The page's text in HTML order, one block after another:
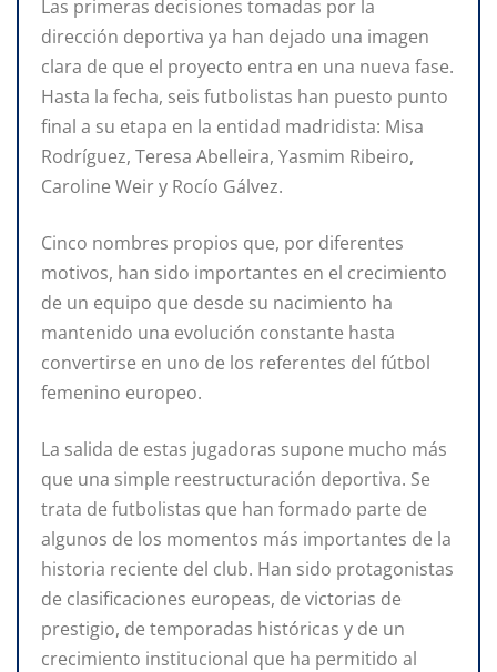
Las primeras decisiones tomadas por la
dirección deportiva ya han dejado una imagen
clara de que el proyecto entra en una nueva fase.
Hasta la fecha, seis futbolistas han puesto punto
final a su etapa en la entidad madridista: Misa
Rodríguez, Teresa Abelleira, Yasmim Ribeiro,
Caroline Weir y Rocío Gálvez.
Cinco nombres propios que, por diferentes
motivos, han sido importantes en el crecimiento
de un equipo que desde su nacimiento ha
mantenido una evolución constante hasta
convertirse en uno de los referentes del fútbol
femenino europeo.
La salida de estas jugadoras supone mucho más
que una simple reestructuración deportiva. Se
trata de futbolistas que han formado parte de
algunos de los momentos más importantes de la
historia reciente del club. Han sido protagonistas
de clasificaciones europeas, de victorias de
prestigio, de temporadas históricas y de un
crecimiento institucional que ha permitido al